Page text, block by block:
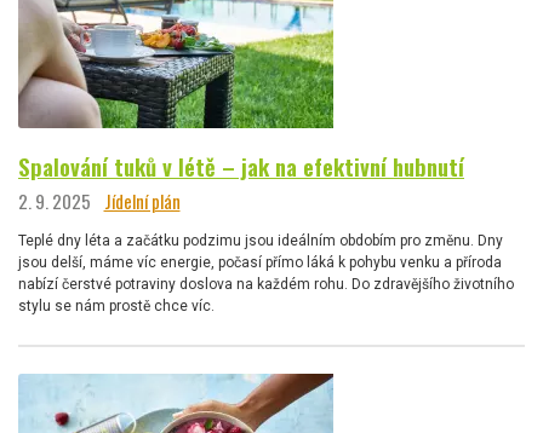
Spalování tuků v létě – jak na efektivní hubnutí
2. 9. 2025 Jídelní plán
Teplé dny léta a začátku podzimu jsou ideálním obdobím pro změnu. Dny
jsou delší, máme víc energie, počasí přímo láká k pohybu venku a příroda
nabízí čerstvé potraviny doslova na každém rohu. Do zdravějšího životního
stylu se nám prostě chce víc.